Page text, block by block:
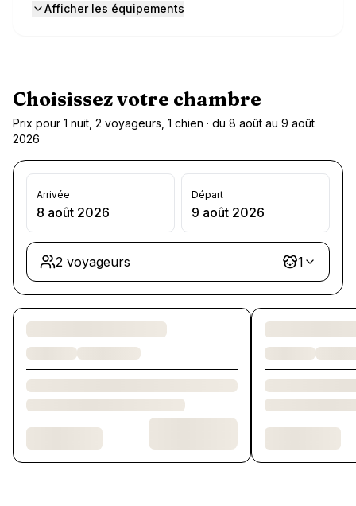
Afficher les équipements
Choisissez votre chambre
Prix pour 1 nuit, 2 voyageurs, 1 chien · du 8 août au 9 août
2026
Arrivée
8 août 2026
Départ
9 août 2026
2 voyageurs 1
Chargement des chambres et des formules…